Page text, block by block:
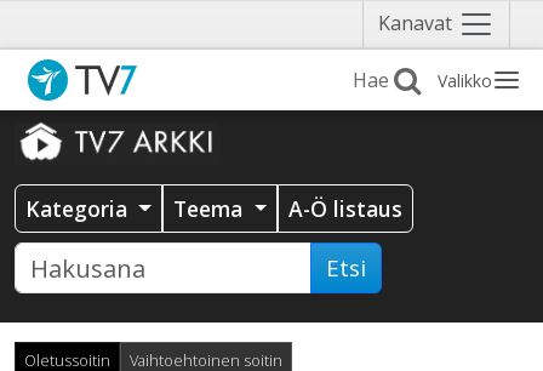
Kanavat Näytä
valikko
Valikko
Kategoria Teema A-Ö listaus
Etsi
Oletussoitin Vaihtoehtoinen soitin